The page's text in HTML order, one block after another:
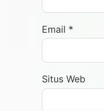
Email *
Situs Web